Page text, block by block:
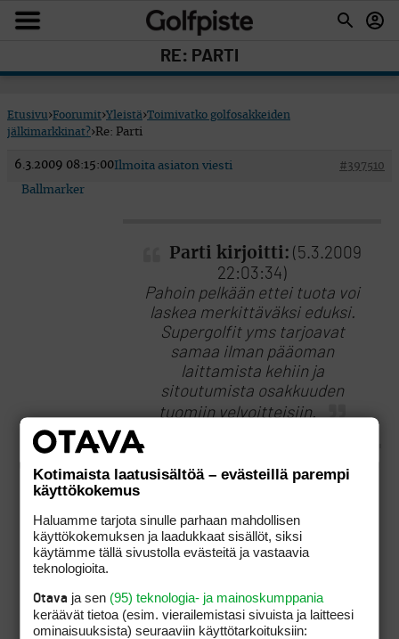
RE: PARTI
Etusivu›Foorumit›Yleistä›Toimivatko golfosakkeiden
jälkimarkkinat?›Re: Parti
6.3.2009 08:15:00 #397510
Ilmoita asiaton viesti
Ballmarker
Parti kirjoitti: (5.3.2009
22:03:34)
Pahoin pelkään ettei tuota voi
laskea merkittäväksi eduksi.
Supergolfit yms tarjoavat
samaa ilman pääoman
laittamista kehiin ja
sitoutumista osakkuuden
tuomiin velvoitteisiin.
Tästä olen Partin kanssa samaa mieltä. Mutta
jos esimerkiksi vuokraajalta evättäisiin
mahdollisuus varata aikoja netistä tai
suljettaisiin oikeus varata niitä silloin kuin
haluaa niin se panisi jo miettimään
vuokrauksen mielekkyyttä.
Kotimaista laatusisältöä – evästeillä parempi
käyttökokemus
Haluamme tarjota sinulle parhaan mahdollisen
käyttökokemuksen ja laadukkaat sisällöt, siksi
käytämme tällä sivustolla evästeitä ja vastaavia
teknologioita.
Otava ja sen (95) teknologia- ja mainoskumppania
keräävät tietoa (esim. vierailemis­tasi sivuista ja laitteesi
ominaisuuk­sista) seuraaviin käyttötarkoituksiin: